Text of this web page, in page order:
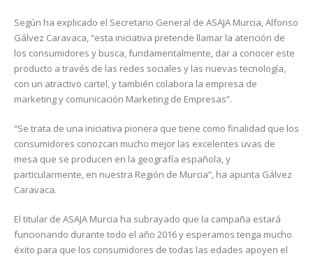
Según ha explicado el Secretario General de ASAJA Murcia, Alfonso
Gálvez Caravaca, “esta iniciativa pretende llamar la atención de
los consumidores y busca, fundamentalmente, dar a conocer este
producto a través de las redes sociales y las nuevas tecnología,
con un atractivo cartel, y también colabora la empresa de
marketing y comunicación Marketing de Empresas”.
“Se trata de una iniciativa pionera que tiene como finalidad que los
consumidores conozcan mucho mejor las excelentes uvas de
mesa que se producen en la geografía española, y
particularmente, en nuestra Región de Murcia”, ha apunta Gálvez
Caravaca.
El titular de ASAJA Murcia ha subrayado que la campaña estará
funcionando durante todo el año 2016 y esperamos tenga mucho
éxito para que los consumidores de todas las edades apoyen el